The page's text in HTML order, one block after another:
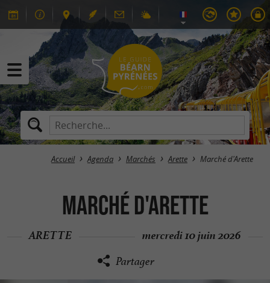
Accueil Agenda Marchés Arette Marché d'Arette
Marché d'Arette
ARETTE mercredi 10 juin 2026
Partager